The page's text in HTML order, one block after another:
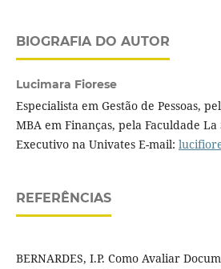
BIOGRAFIA DO AUTOR
Lucimara Fiorese
Especialista em Gestão de Pessoas,
MBA em Finanças, pela Faculdade
Executivo na Univates E-mail:
REFERÊNCIAS
BERNARDES, I.P. Como Avaliar